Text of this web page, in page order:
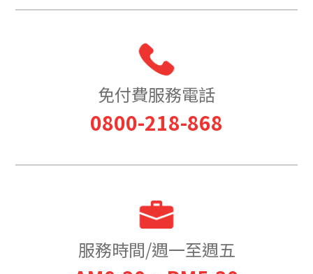
免付費服務電話
0800-218-868
服務時間/週一至週五